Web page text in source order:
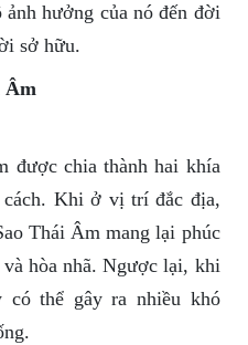
hưởng của nó đến đời
sở hữu.
Âm
được chia thành hai khía
Khi ở vị trí đắc địa,
Thái Âm mang lại phúc
hòa nhã. Ngược lại, khi
thể gây ra nhiều khó